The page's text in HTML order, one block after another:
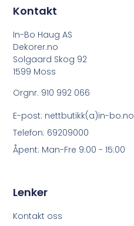
Lenker
Kontakt oss
Kontakt
In-Bo Haug AS
Dekorer.no
Solgaard Skog 92
1599 Moss
Orgnr. 910 992 066
E-post: nettbutikk(a)in-bo.no
Telefon: 69209000
Åpent: Man-Fre 9:00 - 15:00